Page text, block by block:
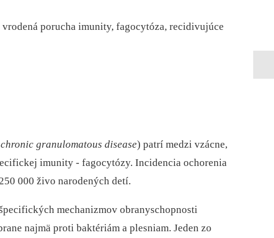
porucha imunity, fagocytóza, recidivujúce
chronic granulomatous disease) patrí medzi vzácne,
imunity -⁠ fagocytózy. Incidencia ochorenia
000 živo narodených detí.
mechanizmov obranyschopnosti
najmä proti baktériám a plesniam. Jeden zo